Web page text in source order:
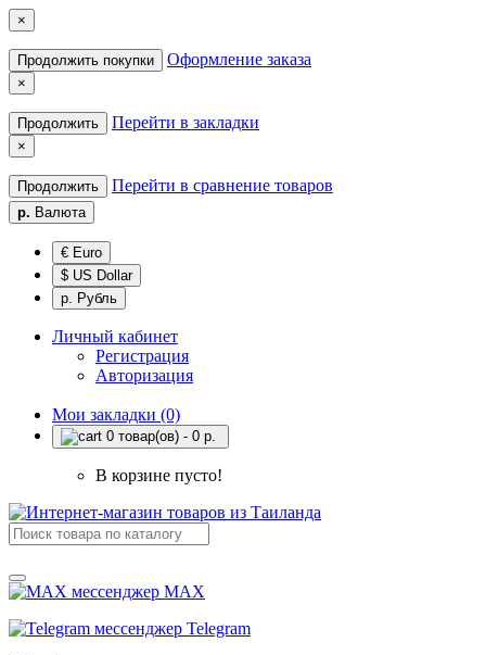
×
Продолжить покупки Оформление заказа
×
Продолжить Перейти в закладки
×
Продолжить Перейти в сравнение товаров
р. Валюта
€ Euro
$ US Dollar
р. Рубль
Личный кабинет
Регистрация
Авторизация
Мои закладки (0)
0 товар(ов) - 0 р.
В корзине пусто!
MAX
Telegram